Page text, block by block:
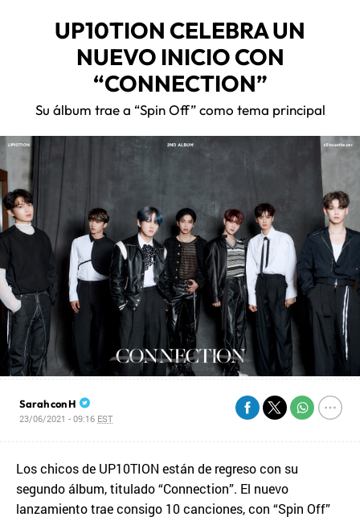
UP10TION CELEBRA UN
NUEVO INICIO CON
“CONNECTION”
Su álbum trae a “Spin Off” como tema principal
Sarah con H
23/06/2021 - 09:16 EST
Los chicos de UP10TION están de regreso con su
segundo álbum, titulado “Connection”. El nuevo
lanzamiento trae consigo 10 canciones, con “Spin Off”